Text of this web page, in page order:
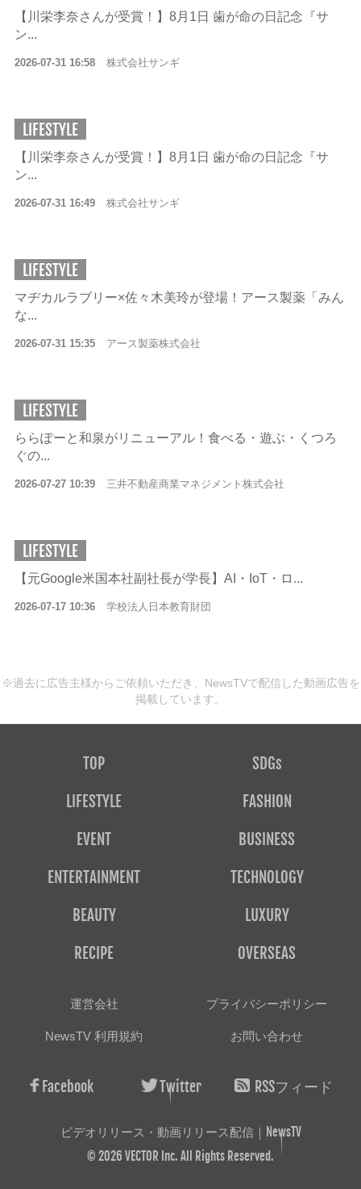
【川栄李奈さんが受賞！】8月1日 歯が命の日記念『サ
ン...
2026-07-31 16:58 株式会社サンギ
LIFESTYLE
【川栄李奈さんが受賞！】8月1日 歯が命の日記念『サ
ン...
2026-07-31 16:49 株式会社サンギ
LIFESTYLE
マヂカルラブリー×佐々木美玲が登場！アース製薬「みん
な...
2026-07-31 15:35 アース製薬株式会社
LIFESTYLE
ららぽーと和泉がリニューアル！食べる・遊ぶ・くつろ
ぐの...
2026-07-27 10:39 三井不動産商業マネジメント株式会社
LIFESTYLE
【元Google米国本社副社長が学長】AI・IoT・ロ...
2026-07-17 10:36 学校法人日本教育財団
※過去に広告主様からご依頼いただき、NewsTVで配信した動画広告を
掲載しています。
TOP
SDGs
LIFESTYLE
FASHION
EVENT
BUSINESS
ENTERTAINMENT
TECHNOLOGY
BEAUTY
LUXURY
RECIPE
OVERSEAS
運営会社 プライバシーポリシー
NewsTV 利用規約 お問い合わせ
Facebook Twitter RSSフィード
ビデオリリース・動画リリース配信｜NewsTV
© 2026 VECTOR Inc. All Rights Reserved.